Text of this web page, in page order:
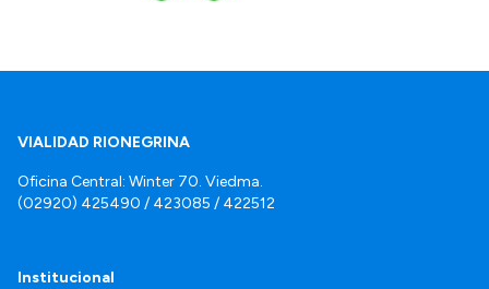
VIALIDAD RIONEGRINA
Oficina Central: Winter 70. Viedma.
(02920) 425490 / 423085 / 422512
Institucional